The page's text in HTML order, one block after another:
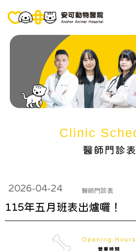
醫師門診表
2026-04-24 醫師門診表
115年五月班表出爐囉！